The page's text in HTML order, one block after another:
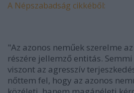
A Népszabadság cikkéből:
"Az azonos neműek szerelme
részére jellemző entitás.
viszont az agresszív
nőttem fel, hogy az azonos